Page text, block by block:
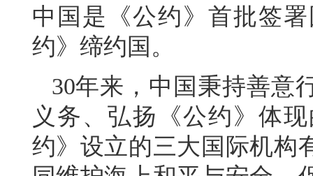
中国是《公约》首批签
约》缔约国。
30年来，中国秉持善意
义务、弘扬《公约》体
约》设立的三大国际机构